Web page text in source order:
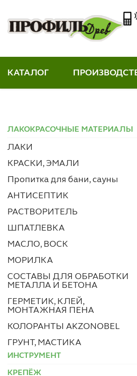
КАТАЛОГ
ЛАКОКРАСОЧНЫЕ МАТЕРИАЛЫ
ЛАКИ
КРАСКИ, ЭМАЛИ
Пропитка для бани, сауны
АНТИСЕПТИК
РАСТВОРИТЕЛЬ
ШПАТЛЕВКА
МАСЛО, ВОСК
МОРИЛКА
СОСТАВЫ ДЛЯ ОБРАБОТКИ
МЕТАЛЛА И БЕТОНА
ГЕРМЕТИК, КЛЕЙ,
МОНТАЖНАЯ ПЕНА
КОЛОРАНТЫ AKZONOBEL
ГРУНТ, МАСТИКА
ИНСТРУМЕНТ
КРЕПЁЖ